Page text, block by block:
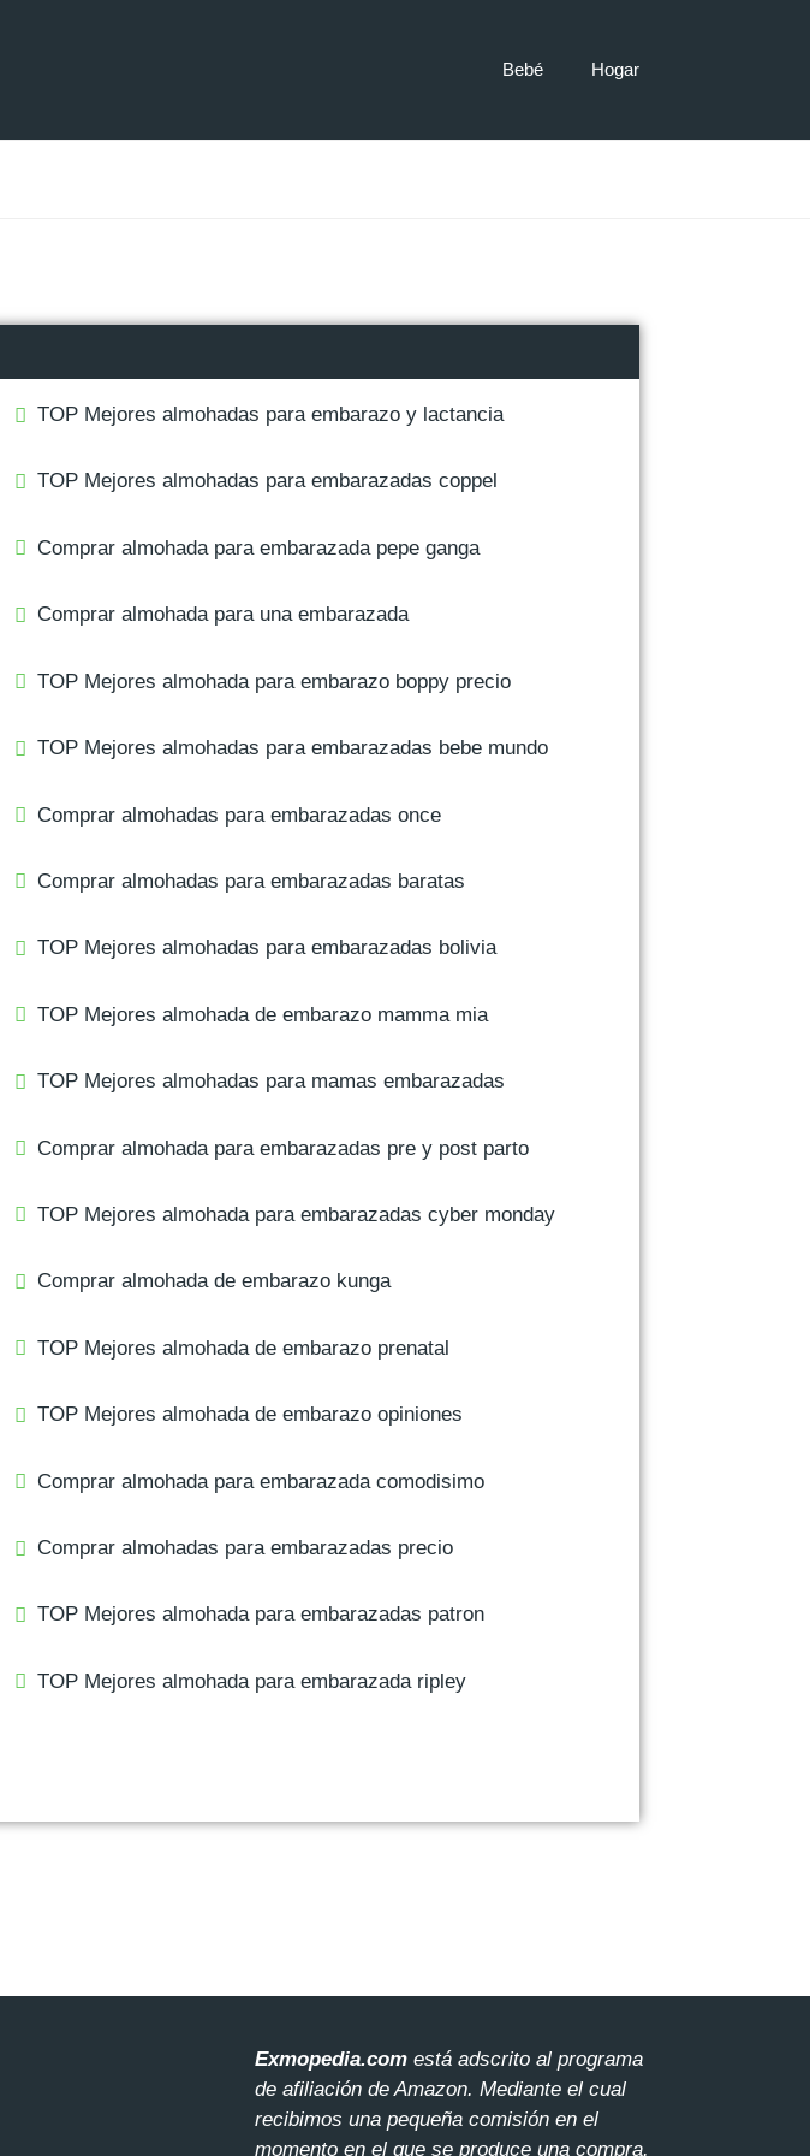
Bebé Hogar
TOP Mejores almohadas para embarazo y lactancia
TOP Mejores almohadas para embarazadas coppel
Comprar almohada para embarazada pepe ganga
Comprar almohada para una embarazada
TOP Mejores almohada para embarazo boppy precio
TOP Mejores almohadas para embarazadas bebe mundo
Comprar almohadas para embarazadas once
Comprar almohadas para embarazadas baratas
TOP Mejores almohadas para embarazadas bolivia
TOP Mejores almohada de embarazo mamma mia
TOP Mejores almohadas para mamas embarazadas
Comprar almohada para embarazadas pre y post parto
TOP Mejores almohada para embarazadas cyber monday
Comprar almohada de embarazo kunga
TOP Mejores almohada de embarazo prenatal
TOP Mejores almohada de embarazo opiniones
Comprar almohada para embarazada comodisimo
Comprar almohadas para embarazadas precio
TOP Mejores almohada para embarazadas patron
TOP Mejores almohada para embarazada ripley
Exmopedia.comestá adscrito al programa
de afiliación de Amazon. Mediante el cual
recibimos una pequeña comisión en el
momento en el que se produce una compra.